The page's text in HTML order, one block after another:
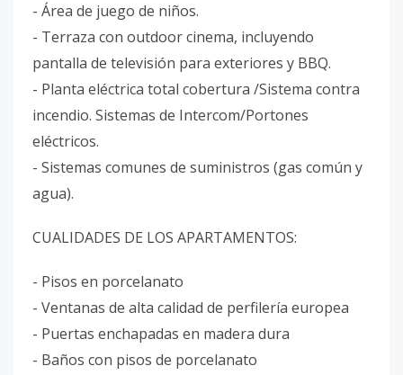
- Área de juego de niños.
- Terraza con outdoor cinema, incluyendo
pantalla de televisión para exteriores y BBQ.
- Planta eléctrica total cobertura /Sistema contra
incendio. Sistemas de Intercom/Portones
eléctricos.
- Sistemas comunes de suministros (gas común y
agua).
CUALIDADES DE LOS APARTAMENTOS:
- Pisos en porcelanato
- Ventanas de alta calidad de perfilería europea
- Puertas enchapadas en madera dura
- Baños con pisos de porcelanato